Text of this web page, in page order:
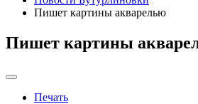
Пишет картины акварелью
Пишет картины
Печать